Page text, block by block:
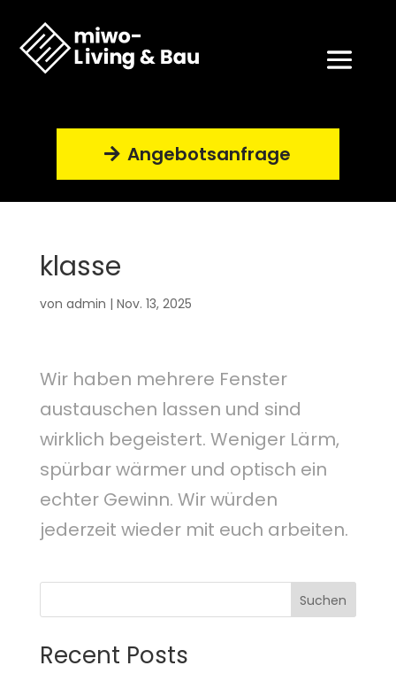
Angebotsanfrage
klasse
von admin | Nov. 13, 2025
Wir haben mehrere Fenster
austauschen lassen und sind
wirklich begeistert. Weniger Lärm,
spürbar wärmer und optisch ein
echter Gewinn. Wir würden
jederzeit wieder mit euch arbeiten.
Suchen
Recent Posts